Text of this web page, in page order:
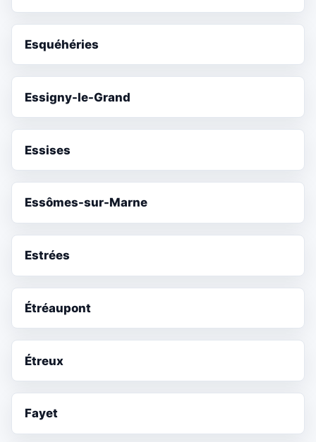
Esquéhéries
Essigny-le-Grand
Essises
Essômes-sur-Marne
Estrées
Étréaupont
Étreux
Fayet